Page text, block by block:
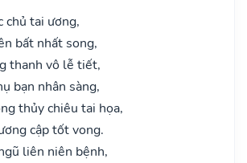
chủ tai ương,
bất nhất song,
thanh vô lễ tiết,
bạn nhân sàng,
thủy chiêu tai họa,
cập tốt vong.
liên niên bệnh,